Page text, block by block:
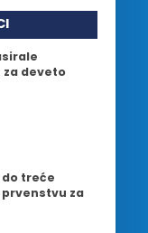
za deveto
treće
za